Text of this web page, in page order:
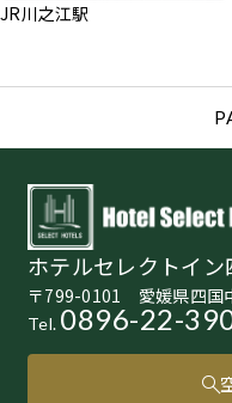
JR川之江駅
ホテルセレクトイン
〒799-0101 愛媛県四国
Tel. 0896-22-